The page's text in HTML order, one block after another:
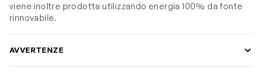
viene inoltre prodotta utilizzando energia 100% da fonte
rinnovabile.
AVVERTENZE